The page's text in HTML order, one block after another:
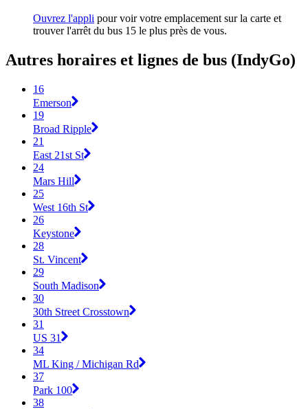
Ouvrez l'appli pour voir votre emplacement sur la carte et
trouver l'arrêt du bus 15 le plus près de vous.
Autres horaires et lignes de bus (IndyGo)
16
Emerson
19
Broad Ripple
21
East 21st St
24
Mars Hill
25
West 16th St
26
Keystone
28
St. Vincent
29
South Madison
30
30th Street Crosstown
31
US 31
34
ML King / Michigan Rd
37
Park 100
38